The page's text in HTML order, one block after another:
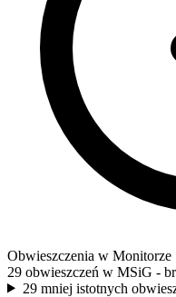
Obwieszczenia w
29 obwieszczeń w MSiG -
29 mniej istotnych